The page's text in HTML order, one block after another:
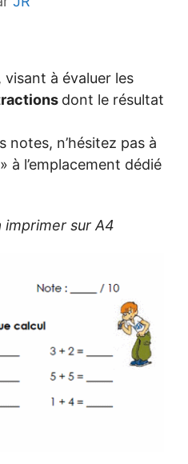
à évaluer les
dont le résultat
notes, n’hésitez pas à
à l’emplacement dédié
sur A4